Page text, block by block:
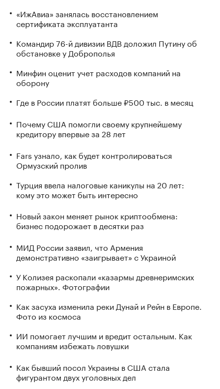
«ИжАвиа» занялась восстановлением
сертификата эксплуатанта
Командир 76-й дивизии ВДВ доложил Путину об
обстановке у Доброполья
Минфин оценит учет расходов компаний на
оборону
Где в России платят больше ₽500 тыс. в месяц
Почему США помогли своему крупнейшему
кредитору впервые за 28 лет
Fars узнало, как будет контролироваться
Ормузский пролив
Турция ввела налоговые каникулы на 20 лет:
кому это может быть интересно
Новый закон меняет рынок криптообмена:
бизнес подорожает в десятки раз
МИД России заявил, что Армения
демонстративно «заигрывает» с Украиной
У Колизея раскопали «казармы древнеримских
пожарных». Фотографии
Как засуха изменила реки Дунай и Рейн в Европе.
Фото из космоса
ИИ помогает лучшим и вредит остальным. Как
компаниям избежать ловушки
Как бывший посол Украины в США стала
фигурантом двух уголовных дел